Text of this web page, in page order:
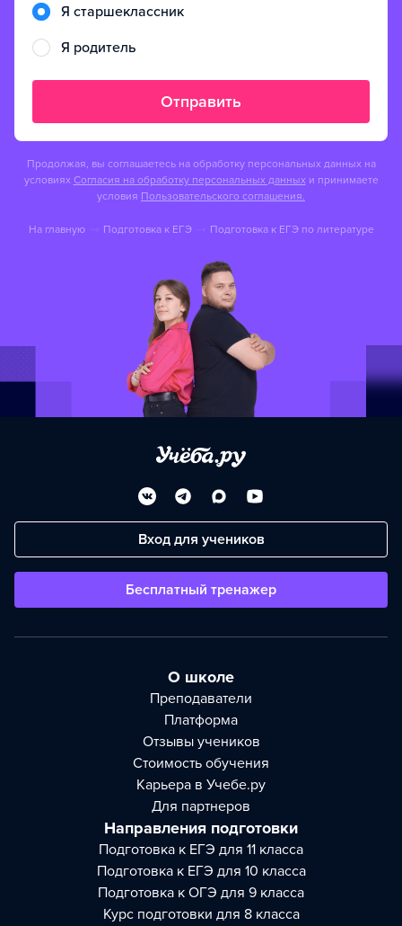
Я старшеклассник
Я родитель
Отправить
Продолжая, вы соглашаетесь на обработку персональных данных на
условиях Согласия на обработку персональных данных и принимаете
условия Пользовательского соглашения.
На главную Подготовка к ЕГЭ Подготовка к ЕГЭ по литературе
Вход для учеников
Бесплатный тренажер
О школе
Преподаватели
Платформа
Отзывы учеников
Стоимость обучения
Карьера в Учебе.ру
Для партнеров
Направления подготовки
Подготовка к ЕГЭ для 11 класса
Подготовка к ЕГЭ для 10 класса
Подготовка к ОГЭ для 9 класса
Курс подготовки для 8 класса